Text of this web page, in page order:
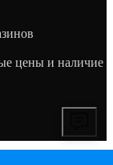
цены и наличие